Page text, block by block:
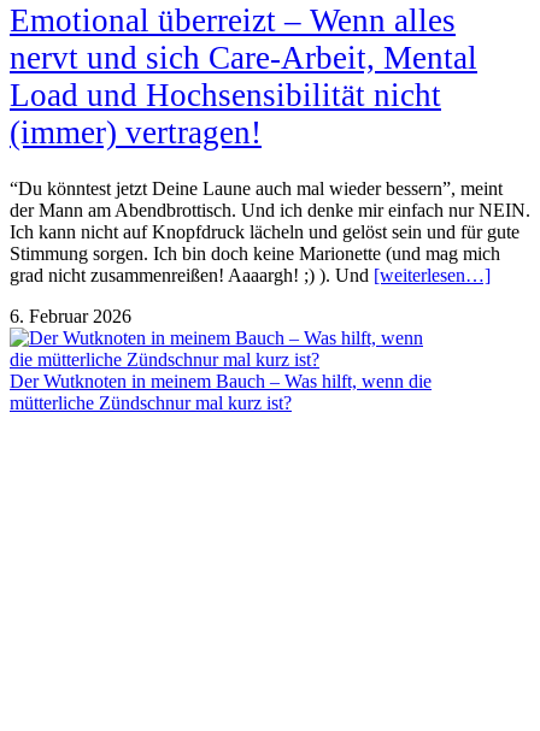
Emotional überreizt – Wenn alles
nervt und sich Care-Arbeit, Mental
Load und Hochsensibilität nicht
(immer) vertragen!
“Du könntest jetzt Deine Laune auch mal wieder bessern”, meint
der Mann am Abendbrottisch. Und ich denke mir einfach nur NEIN.
Ich kann nicht auf Knopfdruck lächeln und gelöst sein und für gute
Stimmung sorgen. Ich bin doch keine Marionette (und mag mich
grad nicht zusammenreißen! Aaaargh! ;) ). Und [weiterlesen…]
6. Februar 2026
Der Wutknoten in meinem Bauch – Was hilft, wenn die
mütterliche Zündschnur mal kurz ist?